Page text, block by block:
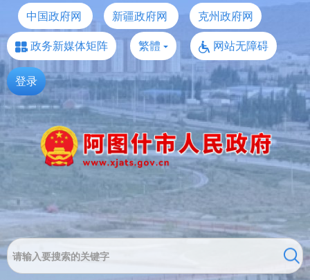
中国政府网 新疆政府网
克州政府网
政务新媒体矩阵
繁體 网站无障碍
登录